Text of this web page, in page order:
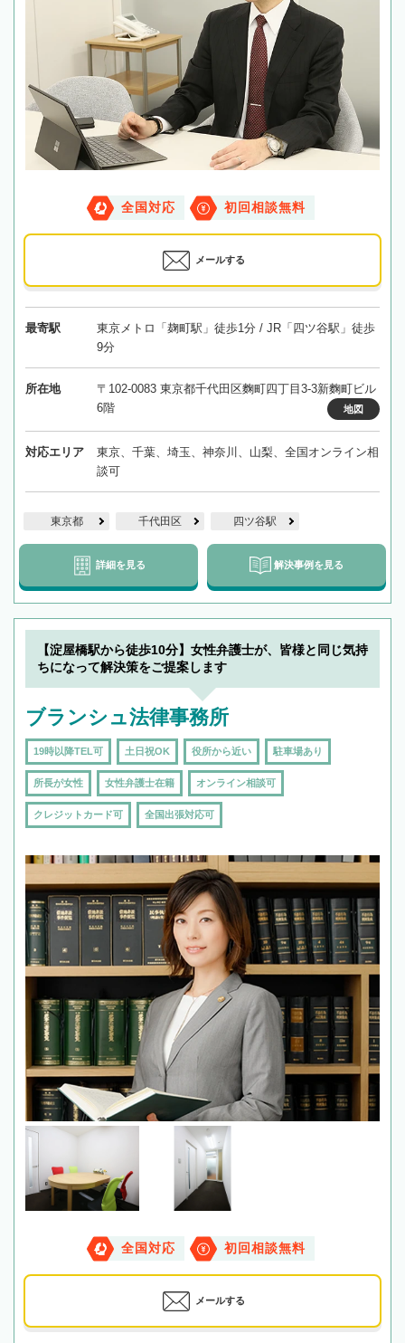
全国対応 初回相談無料
メールする
最寄駅
東京メトロ「麹町駅」徒歩1分 / JR「四ツ谷駅」徒歩
9分
所在地
〒102-0083 東京都千代田区麴町四丁目3-3新麴町ビル
6階
地図
対応エリア
東京、千葉、埼玉、神奈川、山梨、全国オンライン相
談可
東京都 千代田区 四ツ谷駅
詳細を見る 解決事例を見る
【淀屋橋駅から徒歩10分】女性弁護士が、皆様と同じ気持
ちになって解決策をご提案します
ブランシュ法律事務所
19時以降TEL可 土日祝OK 役所から近い 駐車場あり
所長が女性 女性弁護士在籍 オンライン相談可
クレジットカード可 全国出張対応可
全国対応 初回相談無料
メールする